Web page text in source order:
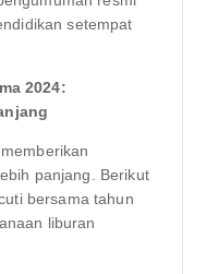
setempat
2024:
panjang. Berikut
bersama tahun
liburan